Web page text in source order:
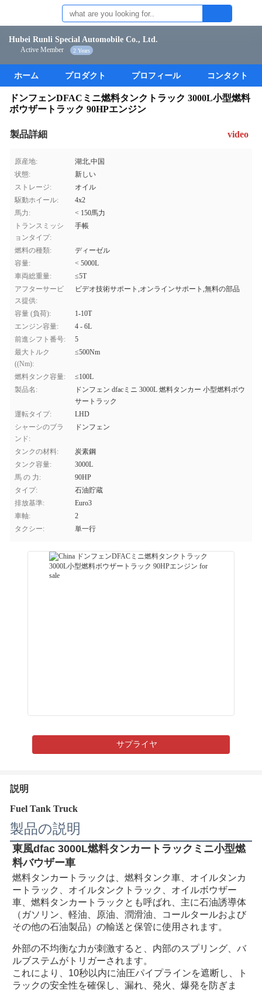
Hubei Runli Special Automobile Co., Ltd.
Active Member 2 Years
ホーム プロダクト プロフィール コンタクト
ドンフェンDFACミニ燃料タンクトラック 3000L小型燃料
ボウザートラック 90HPエンジン
製品詳細 video
原産地:
湖北,中国
状態:
新しい
ストレージ:
オイル
駆動ホイール:
4x2
馬力:
< 150馬力
トランスミッシ
ョンタイプ:
手帳
燃料の種類:
ディーゼル
容量:
< 5000L
車両総重量:
≤5T
アフターサービ
ス提供:
ビデオ技術サポート,オンラインサポート,無料の部品
容量 (負荷):
1-10T
エンジン容量:
4 - 6L
前進シフト番号:
5
最大トルク
((Nm):
≤500Nm
燃料タンク容量:
≤100L
製品名:
ドンフェン dfacミニ 3000L 燃料タンカー 小型燃料ボウ
サートラック
運転タイプ:
LHD
シャーシのブラ
ンド:
ドンフェン
タンクの材料:
炭素鋼
タンク容量:
3000L
馬 の 力:
90HP
タイプ:
石油貯蔵
排放基準:
Euro3
車軸:
2
タクシー:
単一行
サプライヤ
説明
Fuel Tank Truck
製品の説明
東風dfac 3000L燃料タンカートラックミニ小型燃
料バウザー車
燃料タンカートラックは、燃料タンク車、オイルタンカ
ートラック、オイルタンクトラック、オイルボウザー
車、燃料タンカートラックとも呼ばれ、主に石油誘導体
（ガソリン、軽油、原油、潤滑油、コールタールおよび
その他の石油製品）の輸送と保管に使用されます。
外部の不均衡な力が刺激すると、内部のスプリング、バ
ルブステムがトリガーされます。
これにより、10秒以内に油圧パイプラインを遮断し、ト
ラックの安全性を確保し、漏れ、発火、爆発を防ぎま